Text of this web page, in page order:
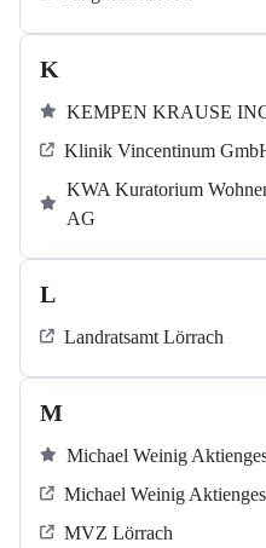
K
KEMPEN KRAUSE
Klinik Vincentinum
KWA Kuratorium
AG
L
Landratsamt Lörrach
M
Michael Weinig
Michael Weinig
MVZ Lörrach